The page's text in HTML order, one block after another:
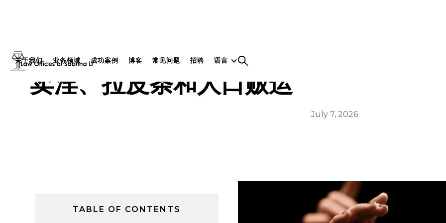
关于我们 业务领域 成功案例 博客 常见问题 招聘 语言
卖淫、拉皮条和人口贩运
July 7, 2026
TABLE OF CONTENTS